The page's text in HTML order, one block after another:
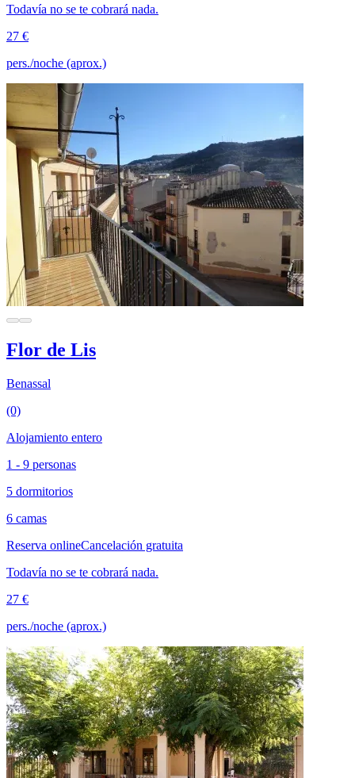
Todavía no se te cobrará nada.
27 €
pers./noche (aprox.)
Flor de Lis
Benassal
(0)
Alojamiento entero
1 - 9 personas
5 dormitorios
6 camas
Reserva onlineCancelación gratuita
Todavía no se te cobrará nada.
27 €
pers./noche (aprox.)